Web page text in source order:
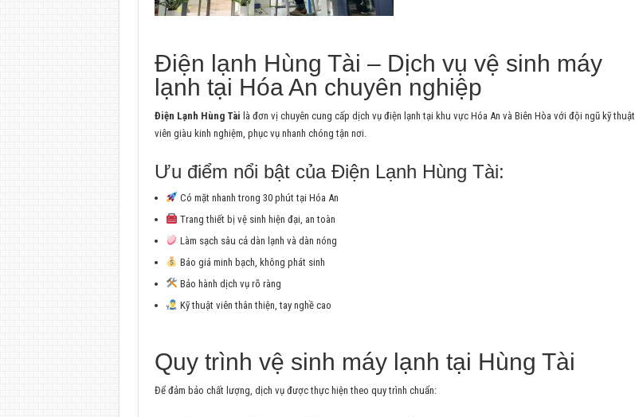
Điện lạnh Hùng Tài – Dịch vụ vệ sinh máy
lạnh tại Hóa An chuyên nghiệp
Điện Lạnh Hùng Tài là đơn vị chuyên cung cấp dịch vụ điện lạnh tại khu vực Hóa An và Biên Hòa với đội ngũ kỹ thuật
viên giàu kinh nghiệm, phục vụ nhanh chóng tận nơi.
Ưu điểm nổi bật của Điện Lạnh Hùng Tài:
Có mặt nhanh trong 30 phút tại Hóa An
Trang thiết bị vệ sinh hiện đại, an toàn
Làm sạch sâu cả dàn lạnh và dàn nóng
Báo giá minh bạch, không phát sinh
Bảo hành dịch vụ rõ ràng
Kỹ thuật viên thân thiện, tay nghề cao
Quy trình vệ sinh máy lạnh tại Hùng Tài
Để đảm bảo chất lượng, dịch vụ được thực hiện theo quy trình chuẩn: